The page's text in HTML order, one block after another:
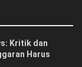
Kritik dan
Harus